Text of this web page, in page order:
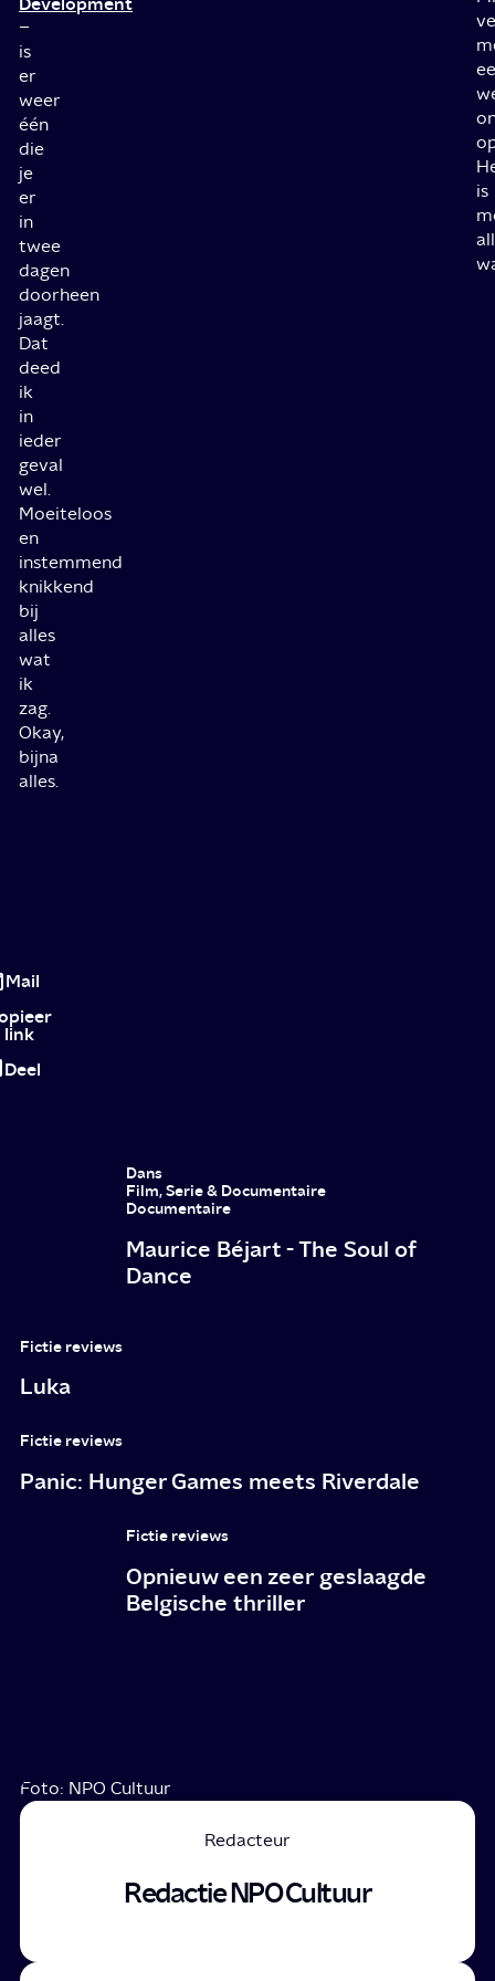
–
is
er
weer
één
die
je
er
in
twee
dagen
doorheen
jaagt.
Dat
deed
ik
in
ieder
geval
wel.
Moeiteloos
en
instemmend
knikkend
bij
alles
wat
ik
zag.
Okay,
bijna
alles.
is
zoekt
accountant
Mail
link
Deel
Dans
Film, Serie & Documentaire
Documentaire
Maurice Béjart - The Soul of
Dance
Fictie reviews
Luka
Fictie reviews
Panic: Hunger Games meets Riverdale
Fictie reviews
Opnieuw een zeer geslaagde
Belgische thriller
Foto: NPO Cultuur
Redacteur
Redactie NPO Cultuur